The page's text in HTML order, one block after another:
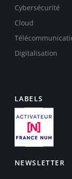
Cybersécurité
Cloud
Digitalisation
LABELS
NEWSLETTER